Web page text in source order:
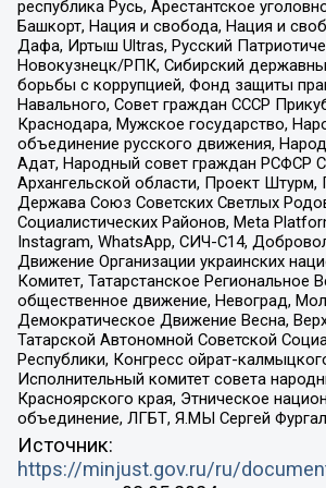
республика Русь, Арестантское
Башкорт, Нация и свобода, Нация и
Дафа, Иртыш Ultras, Русский
Новокузнецк/РПК, Сибирский
борьбы с коррупцией, Фонд защиты
Навального, Совет граждан СССР
Краснодара, Мужское государство,
объединение русского движения,
Адат, Народный совет граждан РСФСР
Архангельской области, Проект
Держава Союз Советских Светлых
Социалистических Районов, Meta
Instagram, WhatsApp, СИЧ-С14,
Движение Организации украинских
Комитет, Татарстанское Региональное
общественное движение, Невоград,
Демократическое Движение Весна,
Татарской Автономной Советской
Республики, Конгресс ойрат-
Исполнительный комитет совета
Красноярского края, Этническое
объединение, ЛГБТ, Я.МЫ Сергей Фургал
Источник:
https://minjust.gov.ru/ru/